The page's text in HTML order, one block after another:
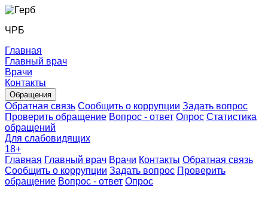
ЧРБ
Главная
Главный врач
Врачи
Контакты
Обращения
Обратная связь Сообщить о коррупции Задать вопрос
Проверить обращение Вопрос - ответ Опрос Статистика
обращений
Для слабовидящих
18+
Главная Главный врач Врачи Контакты Обратная связь
Сообщить о коррупции Задать вопрос Проверить
обращение Вопрос - ответ Опрос